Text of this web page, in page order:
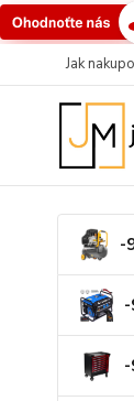
Jak
-